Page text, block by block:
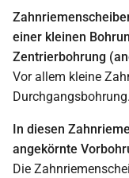
einer kleinen
Zentrierbohrung
Vor allem kleine
Durchgangsbohrung.
In diesen
angekörnte
Die